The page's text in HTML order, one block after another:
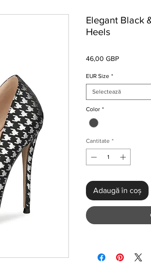
Elegant Black
Heels
46,00 GBPPreț
EUR Size *
Selectează
Color *
Cantitate *
Adaugă în coș